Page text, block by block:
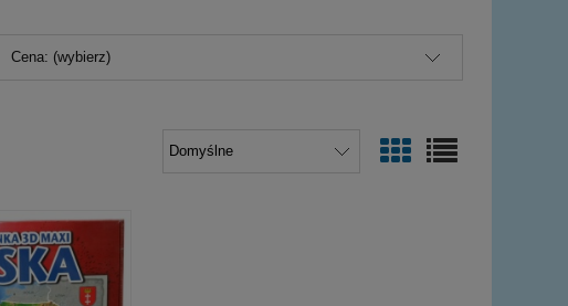
Cena: (wybierz)